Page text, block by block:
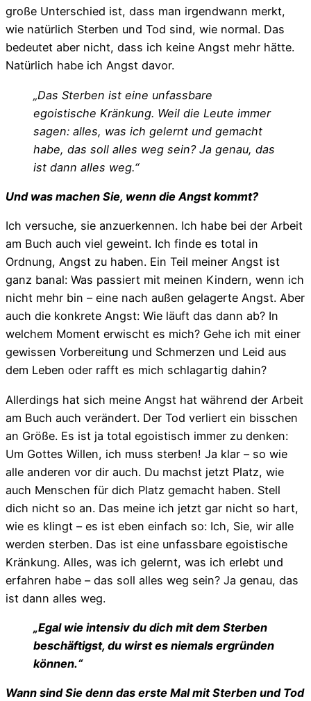
große Unterschied ist, dass man irgendwann merkt,
wie natürlich Sterben und Tod sind, wie normal. Das
bedeutet aber nicht, dass ich keine Angst mehr hätte.
Natürlich habe ich Angst davor.
„Das Sterben ist eine unfassbare
egoistische Kränkung. Weil die Leute immer
sagen: alles, was ich gelernt und gemacht
habe, das soll alles weg sein? Ja genau, das
ist dann alles weg.“
Und was machen Sie, wenn die Angst kommt?
Ich versuche, sie anzuerkennen. Ich habe bei der Arbeit
am Buch auch viel geweint. Ich finde es total in
Ordnung, Angst zu haben. Ein Teil meiner Angst ist
ganz banal: Was passiert mit meinen Kindern, wenn ich
nicht mehr bin – eine nach außen gelagerte Angst. Aber
auch die konkrete Angst: Wie läuft das dann ab? In
welchem Moment erwischt es mich? Gehe ich mit einer
gewissen Vorbereitung und Schmerzen und Leid aus
dem Leben oder rafft es mich schlagartig dahin?
Allerdings hat sich meine Angst hat während der Arbeit
am Buch auch verändert. Der Tod verliert ein bisschen
an Größe. Es ist ja total egoistisch immer zu denken:
Um Gottes Willen, ich muss sterben! Ja klar – so wie
alle anderen vor dir auch. Du machst jetzt Platz, wie
auch Menschen für dich Platz gemacht haben. Stell
dich nicht so an. Das meine ich jetzt gar nicht so hart,
wie es klingt – es ist eben einfach so: Ich, Sie, wir alle
werden sterben. Das ist eine unfassbare egoistische
Kränkung. Alles, was ich gelernt, was ich erlebt und
erfahren habe – das soll alles weg sein? Ja genau, das
ist dann alles weg.
„Egal wie intensiv du dich mit dem Sterben
beschäftigst, du wirst es niemals ergründen
können.“
Wann sind Sie denn das erste Mal mit Sterben und Tod